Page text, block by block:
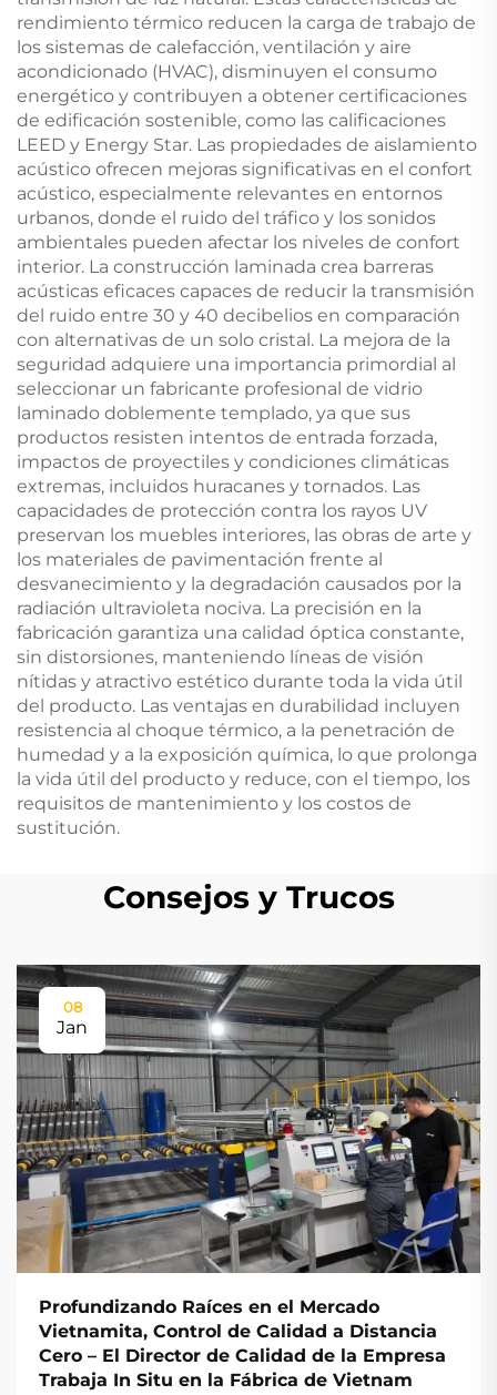
rendimiento térmico reducen la carga de trabajo de
los sistemas de calefacción, ventilación y aire
acondicionado (HVAC), disminuyen el consumo
energético y contribuyen a obtener certificaciones
de edificación sostenible, como las calificaciones
LEED y Energy Star. Las propiedades de aislamiento
acústico ofrecen mejoras significativas en el confort
acústico, especialmente relevantes en entornos
urbanos, donde el ruido del tráfico y los sonidos
ambientales pueden afectar los niveles de confort
interior. La construcción laminada crea barreras
acústicas eficaces capaces de reducir la transmisión
del ruido entre 30 y 40 decibelios en comparación
con alternativas de un solo cristal. La mejora de la
seguridad adquiere una importancia primordial al
seleccionar un fabricante profesional de vidrio
laminado doblemente templado, ya que sus
productos resisten intentos de entrada forzada,
impactos de proyectiles y condiciones climáticas
extremas, incluidos huracanes y tornados. Las
capacidades de protección contra los rayos UV
preservan los muebles interiores, las obras de arte y
los materiales de pavimentación frente al
desvanecimiento y la degradación causados por la
radiación ultravioleta nociva. La precisión en la
fabricación garantiza una calidad óptica constante,
sin distorsiones, manteniendo líneas de visión
nítidas y atractivo estético durante toda la vida útil
del producto. Las ventajas en durabilidad incluyen
resistencia al choque térmico, a la penetración de
humedad y a la exposición química, lo que prolonga
la vida útil del producto y reduce, con el tiempo, los
requisitos de mantenimiento y los costos de
sustitución.
Consejos y Trucos
08
Jan
Profundizando Raíces en el Mercado
Vietnamita, Control de Calidad a Distancia
Cero – El Director de Calidad de la Empresa
Trabaja In Situ en la Fábrica de Vietnam